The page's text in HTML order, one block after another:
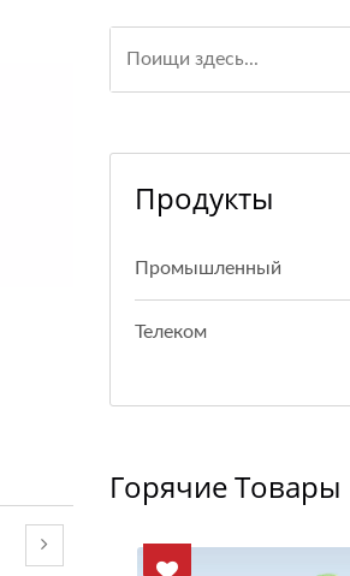
Продукты
Промышленный
Телеком
Горячие Товары